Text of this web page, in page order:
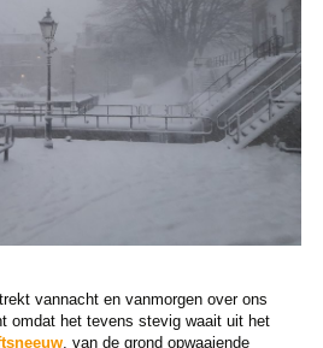
vannacht en vanmorgen over ons
omdat het tevens stevig waait uit het
, van de grond opwaaiende